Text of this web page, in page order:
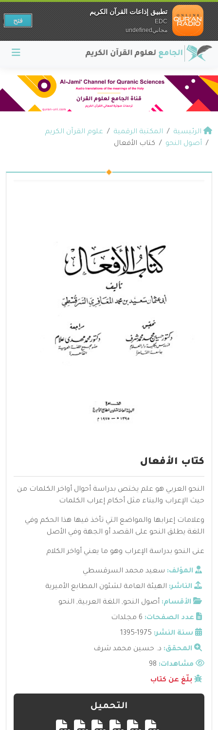
الرئيسية المكتبة الرقمية
علوم القرآن الكريم
أصول النحو
كتاب الأفعال
كتاب الأفعال
النحو العربي هو علم يختص بدراسة أحوال أواخر الكلمات من
حيث الإعراب والبناء مثل أحكام إعراب الكلمات
وعلامات إعرابها والمواضع التي تأخذ فيها هذا الحكم وفي
اللغة يطلق النحو على القصد أو الجهة وفي الأصل
عنى النحو بدراسة الإعراب وهو ما يعني أواخر الكلام
المؤلف: سعيد محمد السرقسطي
الناشر: الهيئة العامة لشئون المطابع الأميرية
الأقسام: أصول النحو, اللغة العربية, النحو
عدد الصفحات: 6 مجلدات
سنة النشر: 1975-1395
المحقق: د. حسين محمد شرف
مشاهدات:
بلّغ عن كتاب
التحميل
تطبيق إذاعات القرآن الكريم
EDC
مجانيundefined
فتح